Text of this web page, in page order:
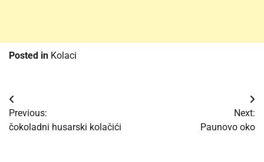
Posted in Kolaci
Post
navigation
Previous:
čokoladni husarski kolačići
Next:
Paunovo oko